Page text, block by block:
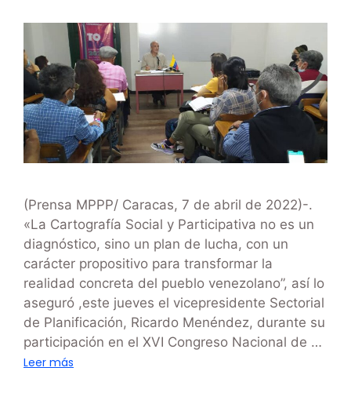
(Prensa MPPP/ Caracas, 7 de abril de 2022)-.
«La Cartografía Social y Participativa no es un
diagnóstico, sino un plan de lucha, con un
carácter propositivo para transformar la
realidad concreta del pueblo venezolano”, así lo
aseguró ,este jueves el vicepresidente Sectorial
de Planificación, Ricardo Menéndez, durante su
participación en el XVI Congreso Nacional de …
Leer más